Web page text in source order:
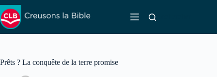
Passer
au
contenu
Prêts ? La conquête de la terre promise